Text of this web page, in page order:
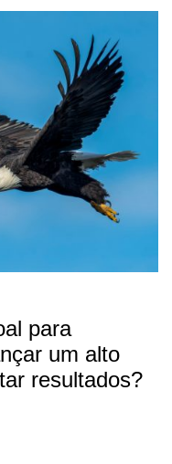
para
um alto
resultados?